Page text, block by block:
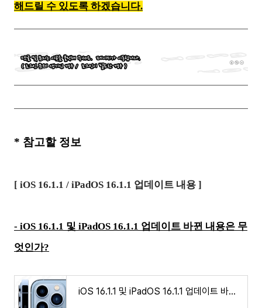
해드릴 수 있도록 하겠습니다.
* 참고할 정보
[ iOS 16.1.1 / iPadOS 16.1.1 업데이트 내용 ]
- iOS 16.1.1 및 iPadOS 16.1.1 업데이트 바뀐 내용은 무
엇인가?
iOS 16.1.1 및 iPadOS 16.1.1 업데이트 바뀐 내용은 무엇인가?